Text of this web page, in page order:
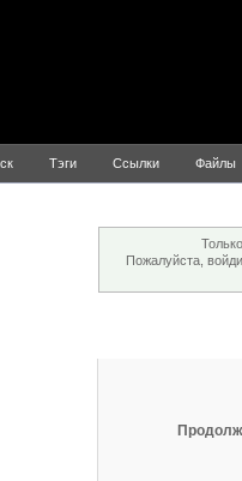
Тэги Ссылки Файлы
Пожалуйста,